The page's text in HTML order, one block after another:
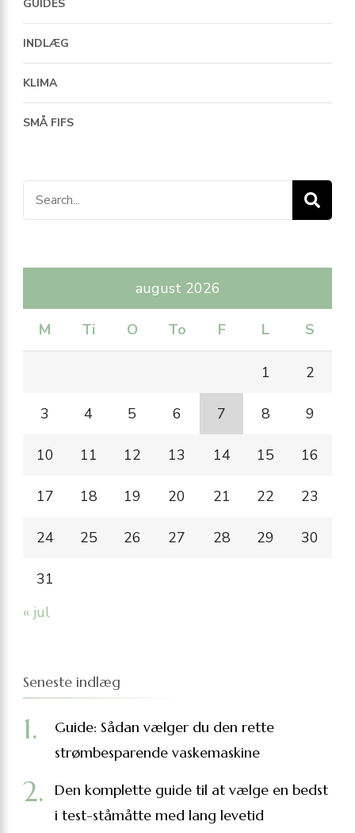
GUIDES
INDLÆG
KLIMA
SMÅ FIFS
Search
for:
august 2026
M Ti O To F L S
1 2
3 4 5 6 7 8 9
10 11 12 13 14 15 16
17 18 19 20 21 22 23
24 25 26 27 28 29 30
31
« jul
Seneste indlæg
Guide: Sådan vælger du den rette
strømbesparende vaskemaskine
Den komplette guide til at vælge en bedst
i test-ståmåtte med lang levetid